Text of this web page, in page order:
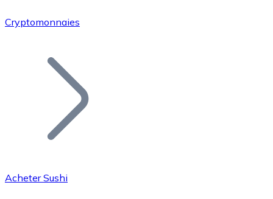
Rejoignez notre réseau de distributeurs et
Ajoutez le token de votre projet à notre service
Cryptomonnaies
Acheter Sushi